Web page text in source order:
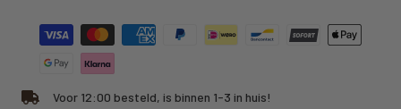
Voor 12:00 besteld, is binnen 1-3 in huis!